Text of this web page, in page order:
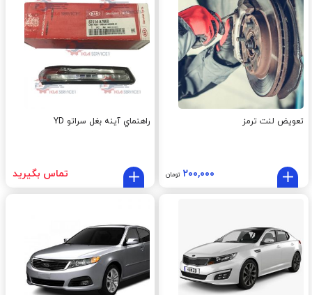
تعویض لنت ترمز
۲۰۰,۰۰۰ تومان
راهنماي آينه بغل سراتو YD
تماس بگیرید